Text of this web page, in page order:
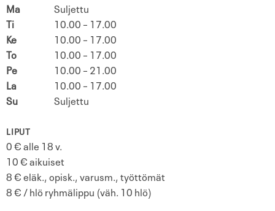
Ma
Suljettu
Ti
10.00 – 17.00
Ke
10.00 – 17.00
To
10.00 – 17.00
Pe
10.00 – 21.00
La
10.00 – 17.00
Su
Suljettu
LIPUT
0 € alle 18 v.
10 € aikuiset
8 € eläk., opisk., varusm., työttömät
8 € / hlö ryhmälippu (väh. 10 hlö)